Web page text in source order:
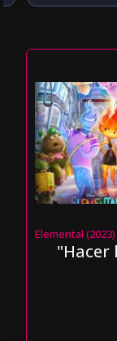
Elemental (2023)
"Hacer